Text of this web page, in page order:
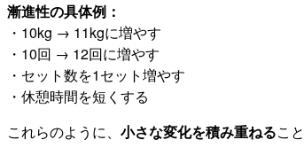
漸進性の具体例：
・10kg → 11kgに増やす
・10回 → 12回に増やす
・セット数を1セット増やす
・休憩時間を短くする
これらのように、 小さな変化を積み重ねるこ